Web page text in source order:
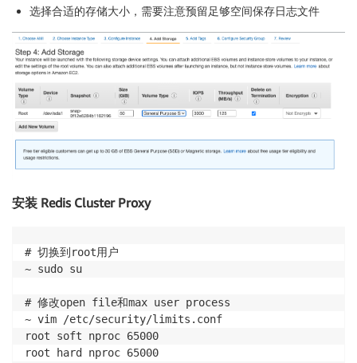
选择合适的存储大小，需要注意预留足够空间保存日志文件
安装 Redis Cluster Proxy
# 切换到root用户
~ sudo su
# 修改open file和max user process
~ vim /etc/security/limits.conf
root soft nproc 65000
root hard nproc 65000